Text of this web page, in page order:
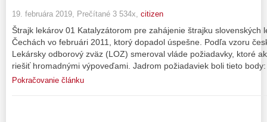
19. februára 2019, Prečítané 3 534x, citizen
Štrajk lekárov 01 Katalyzátorom pre zahájenie štrajku slovenských
Čechách vo februári 2011, ktorý dopadol úspešne. Podľa vzoru
Lekársky odborový zväz (LOZ) smeroval vláde požiadavky, ktoré
riešiť hromadnými výpoveďami. Jadrom požiadaviek boli tieto
Pokračovanie článku